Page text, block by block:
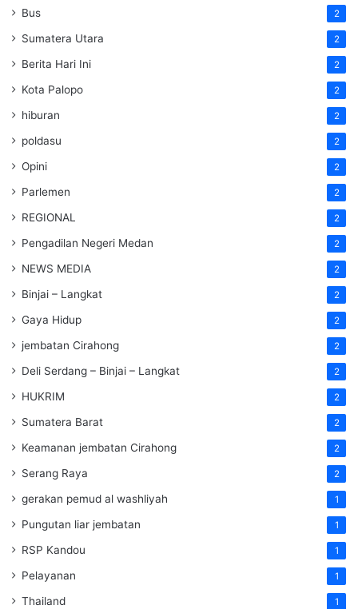
Bus 2
Sumatera Utara 2
Berita Hari Ini 2
Kota Palopo 2
hiburan 2
poldasu 2
Opini 2
Parlemen 2
REGIONAL 2
Pengadilan Negeri Medan 2
NEWS MEDIA 2
Binjai – Langkat 2
Gaya Hidup 2
jembatan Cirahong 2
Deli Serdang – Binjai – Langkat 2
HUKRIM 2
Sumatera Barat 2
Keamanan jembatan Cirahong 2
Serang Raya 2
gerakan pemud al washliyah 1
Pungutan liar jembatan 1
RSP Kandou 1
Pelayanan 1
Thailand 1